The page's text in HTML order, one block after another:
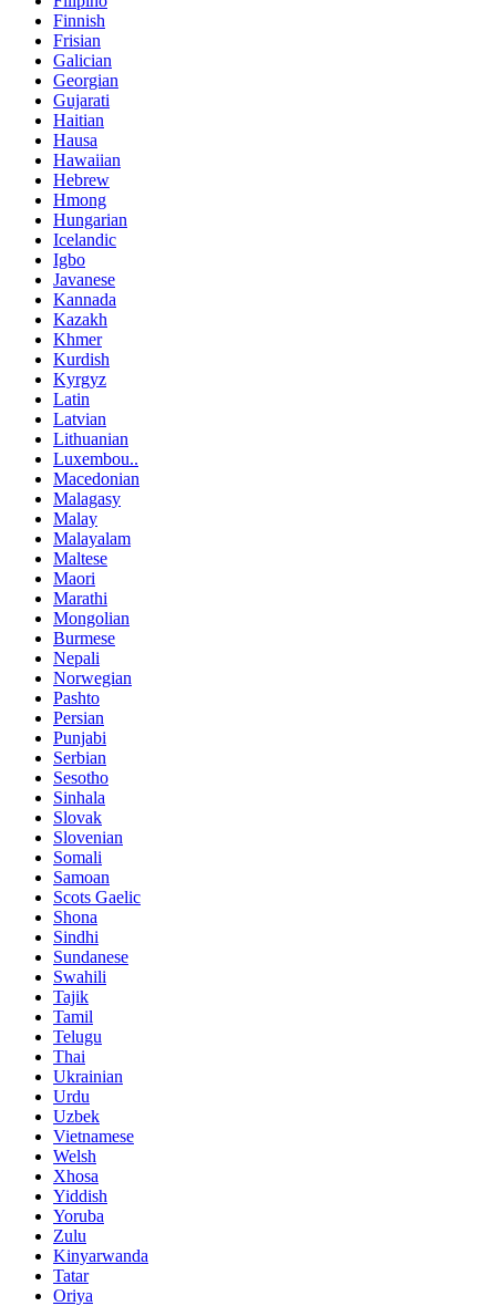
Finnish
Frisian
Galician
Georgian
Gujarati
Haitian
Hausa
Hawaiian
Hebrew
Hmong
Hungarian
Icelandic
Igbo
Javanese
Kannada
Kazakh
Khmer
Kurdish
Kyrgyz
Latin
Latvian
Lithuanian
Luxembou..
Macedonian
Malagasy
Malay
Malayalam
Maltese
Maori
Marathi
Mongolian
Burmese
Nepali
Norwegian
Pashto
Persian
Punjabi
Serbian
Sesotho
Sinhala
Slovak
Slovenian
Somali
Samoan
Scots Gaelic
Shona
Sindhi
Sundanese
Swahili
Tajik
Tamil
Telugu
Thai
Ukrainian
Urdu
Uzbek
Vietnamese
Welsh
Xhosa
Yiddish
Yoruba
Zulu
Kinyarwanda
Tatar
Oriya